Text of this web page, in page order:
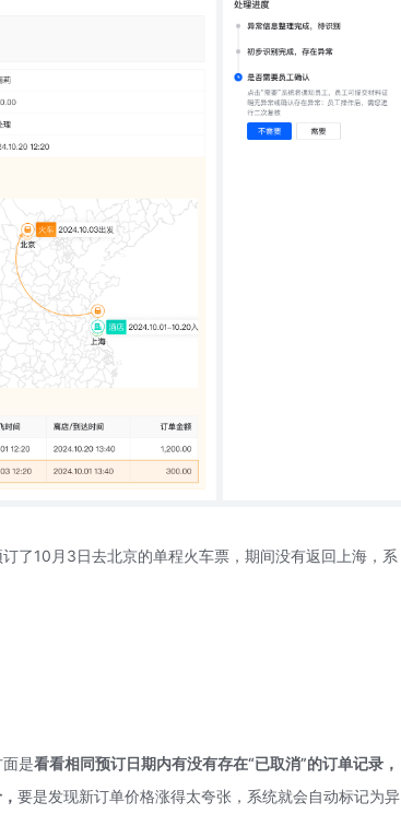
了10月3日去北京的单程火车票，期间没有返回上海，系
面是看看相同预订日期内有没有存在“已取消”的订单记录 ，
，要是发现新订单价格涨得太夸张，系统就会自动标记为异